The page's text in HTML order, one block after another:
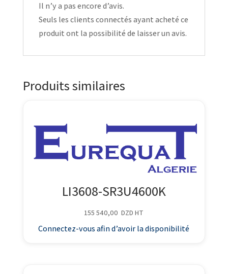
Il n’y a pas encore d’avis.
Seuls les clients connectés ayant acheté ce
produit ont la possibilité de laisser un avis.
Produits similaires
LI3608-SR3U4600K
155 540,00 DZD HT
Connectez-vous afin d’avoir la disponibilité